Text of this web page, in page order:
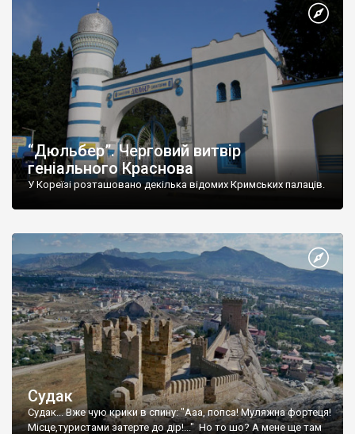
“Дюльбер”. Черговий витвір
геніального Краснова
У Кореїзі розташовано декілька відомих Кримських палаців.
Судак
Судак... Вже чую крики в спину: "Ааа, попса! Муляжна фортеця!
Місце,туристами затерте до дір!..." Но то шо? А мене ще там